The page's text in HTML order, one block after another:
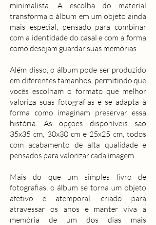
minimalista. A escolha do material
transforma o álbum em um objeto ainda
mais especial, pensado para combinar
com a identidade do casal e com a forma
como desejam guardar suas memórias.
Além disso, o álbum pode ser produzido
em diferentes tamanhos, permitindo que
vocês escolham o formato que melhor
valoriza suas fotografias e se adapta à
forma como imaginam preservar essa
história. As opções disponíveis são
35x35 cm, 30x30 cm e 25x25 cm, todos
com acabamento de alta qualidade e
pensados para valorizar cada imagem.
Mais do que um simples livro de
fotografias, o álbum se torna um objeto
afetivo e atemporal, criado para
atravessar os anos e manter viva a
memória de um dos dias mais